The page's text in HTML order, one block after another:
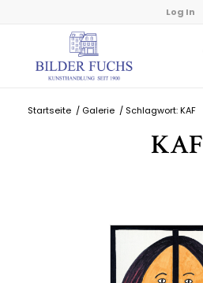
Log In
Startseite / Galerie / Schlagwort: KAF
KAF